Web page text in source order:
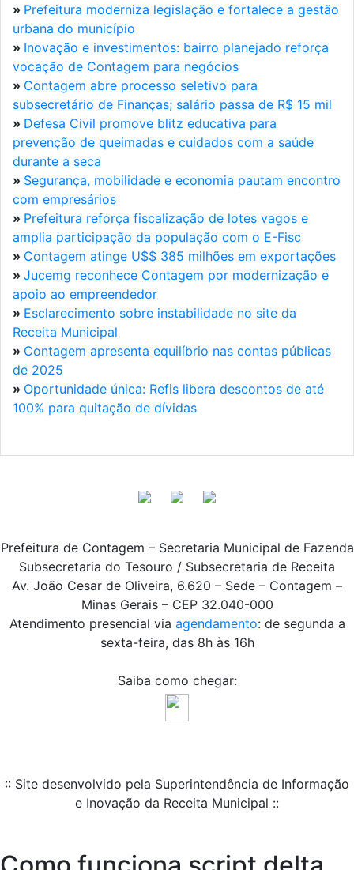
» Prefeitura moderniza legislação e fortalece a gestão
urbana do município
» Inovação e investimentos: bairro planejado reforça
vocação de Contagem para negócios
» Contagem abre processo seletivo para
subsecretário de Finanças; salário passa de R$ 15 mil
» Defesa Civil promove blitz educativa para
prevenção de queimadas e cuidados com a saúde
durante a seca
» Segurança, mobilidade e economia pautam encontro
com empresários
» Prefeitura reforça fiscalização de lotes vagos e
amplia participação da população com o E-Fisc
» Contagem atinge U$$ 385 milhões em exportações
» Jucemg reconhece Contagem por modernização e
apoio ao empreendedor
» Esclarecimento sobre instabilidade no site da
Receita Municipal
» Contagem apresenta equilíbrio nas contas públicas
de 2025
» Oportunidade única: Refis libera descontos de até
100% para quitação de dívidas
Prefeitura de Contagem – Secretaria Municipal de Fazenda
Subsecretaria do Tesouro / Subsecretaria de Receita
Av. João Cesar de Oliveira, 6.620 – Sede – Contagem –
Minas Gerais – CEP 32.040-000
Atendimento presencial via agendamento: de segunda a
sexta-feira, das 8h às 16h
Saiba como chegar:
:: Site desenvolvido pela Superintendência de Informação
e Inovação da Receita Municipal ::